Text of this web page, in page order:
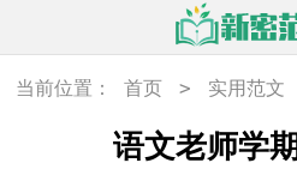
当前位置： 首页 > 实用范文
语文老师学